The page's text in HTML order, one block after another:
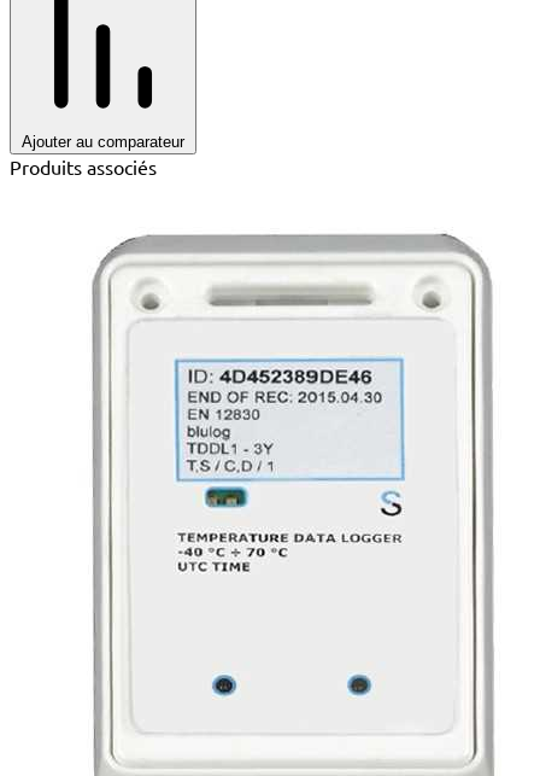
Ajouter au comparateur
Produits associés